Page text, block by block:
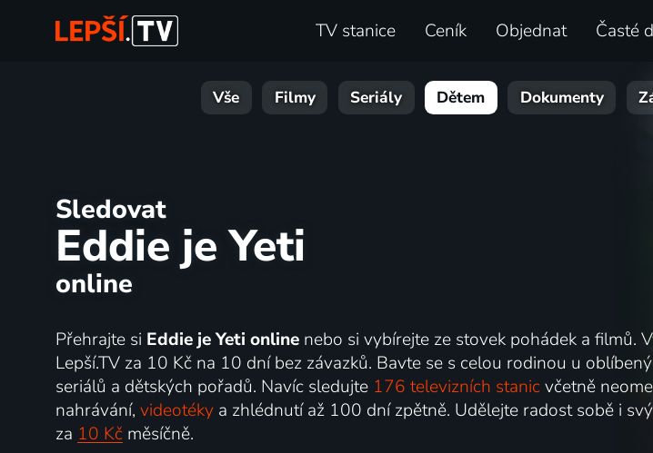
TV stanice Ceník Objednat Časté
Vše Filmy Seriály Dětem Dokumenty
Sledovat
Eddie je Yeti
online
Přehrajte si Eddie je Yeti onlinenebo si vybírejte ze stovek pohádek a filmů.
Lepší.TV za 10 Kč na 10 dní bez závazků. Bavte se s celou rodinou u
seriálů a dětských pořadů. Navíc sledujte 176 televizních stanicvčetně
nahrávání, videotékya zhlédnutí až 100 dní zpětně. Udělejte radost sobě i
za 10 Kčměsíčně.